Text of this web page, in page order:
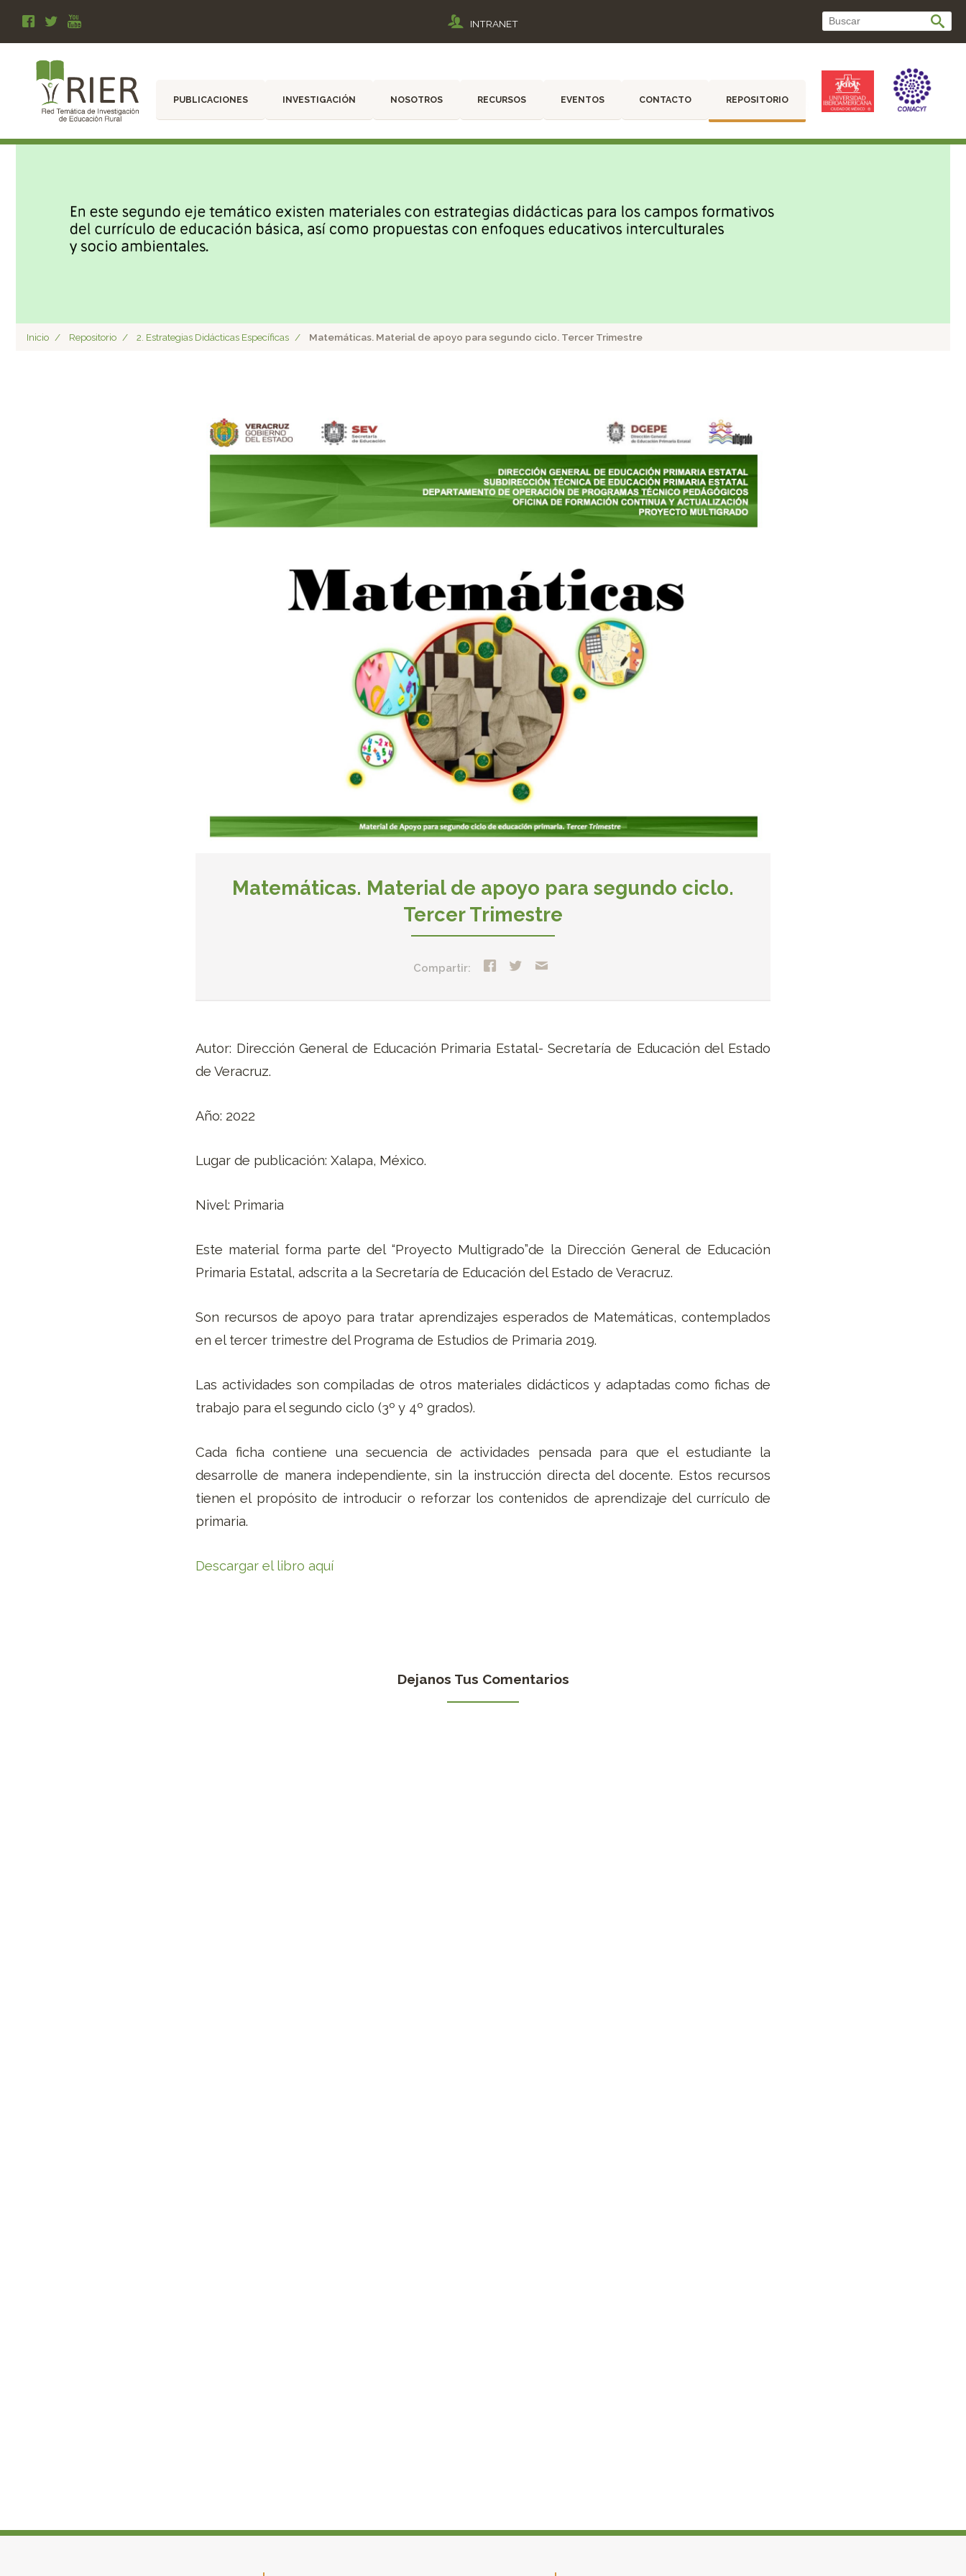
INTRANET
INVESTIGACIÓN
PUBLICACIONES NOSOTROS RECURSOS EVENTOS CONTACTO REPOSITORIO
Inicio Repositorio 2. Estrategias Didácticas Específicas Matemáticas. Material de apoyo para segundo ciclo. Tercer Trimestre
Matemáticas. Material de apoyo para segundo ciclo.
Tercer Trimestre
Compartir:
Autor: Dirección General de Educación Primaria Estatal- Secretaría de Educación del Estado
de Veracruz.
Año: 2022
Lugar de publicación: Xalapa, México.
Nivel: Primaria
Este material forma parte del “Proyecto Multigrado”de la Dirección General de Educación
Primaria Estatal, adscrita a la Secretaría de Educación del Estado de Veracruz.
Son recursos de apoyo para tratar aprendizajes esperados de Matemáticas, contemplados
en el tercer trimestre del Programa de Estudios de Primaria 2019.
Las actividades son compiladas de otros materiales didácticos y adaptadas como fichas de
trabajo para el segundo ciclo (3º y 4º grados).
Cada ficha contiene una secuencia de actividades pensada para que el estudiante la
desarrolle de manera independiente, sin la instrucción directa del docente. Estos recursos
tienen el propósito de introducir o reforzar los contenidos de aprendizaje del currículo de
primaria.
Descargar el libro aquí
Dejanos Tus Comentarios